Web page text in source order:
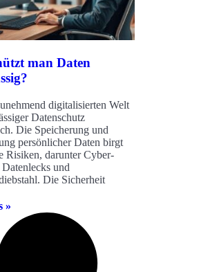
man Daten
digitalisierten Welt
Datenschutz
Die Speicherung und
persönlicher Daten birgt
Risiken, darunter Cyber-
und
Die Sicherheit
»